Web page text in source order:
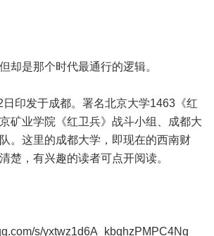
却是那个时代最通行的逻辑。
印发于成都。署名北京大学1463《红
矿业学院《红卫兵》战斗小组、成都大
。这里的成都大学，即现在的西南财
楚，有兴趣的读者可点开阅读。
s/yxtwz1d6A_kbqhzPMPC4Ng